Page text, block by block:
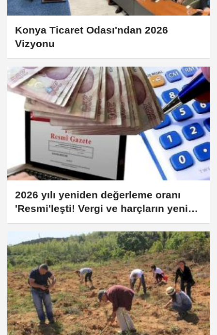
Konya Ticaret Odası'ndan 2026
Vizyonu
2026 yılı yeniden değerleme oranı
'Resmi'leşti! Vergi ve harçların yeni
artışı bu oranın altında olacak!